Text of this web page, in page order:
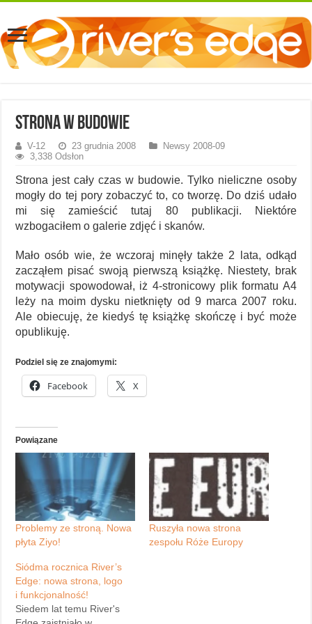
Strona w budowie
V-12 23 grudnia 2008
Newsy 2008-09
3,338 Odsłon
Strona jest cały czas w budowie. Tylko nieliczne osoby
mogły do tej pory zobaczyć to, co tworzę. Do dziś udało
mi się zamieścić tutaj 80 publikacji. Niektóre
wzbogaciłem o galerie zdjęć i skanów.
Mało osób wie, że wczoraj minęły także 2 lata, odkąd
zacząłem pisać swoją pierwszą książkę. Niestety, brak
motywacji spowodował, iż 4-stronicowy plik formatu A4
leży na moim dysku nietknięty od 9 marca 2007 roku.
Ale obiecuję, że kiedyś tę książkę skończę i być może
opublikuję.
Podziel się ze znajomymi:
Facebook X
Powiązane
Problemy ze stroną. Nowa
płyta Ziyo!
Ruszyła nowa strona
zespołu Róże Europy
Siódma rocznica River’s
Edge: nowa strona, logo
i funkcjonalność!
Siedem lat temu River's